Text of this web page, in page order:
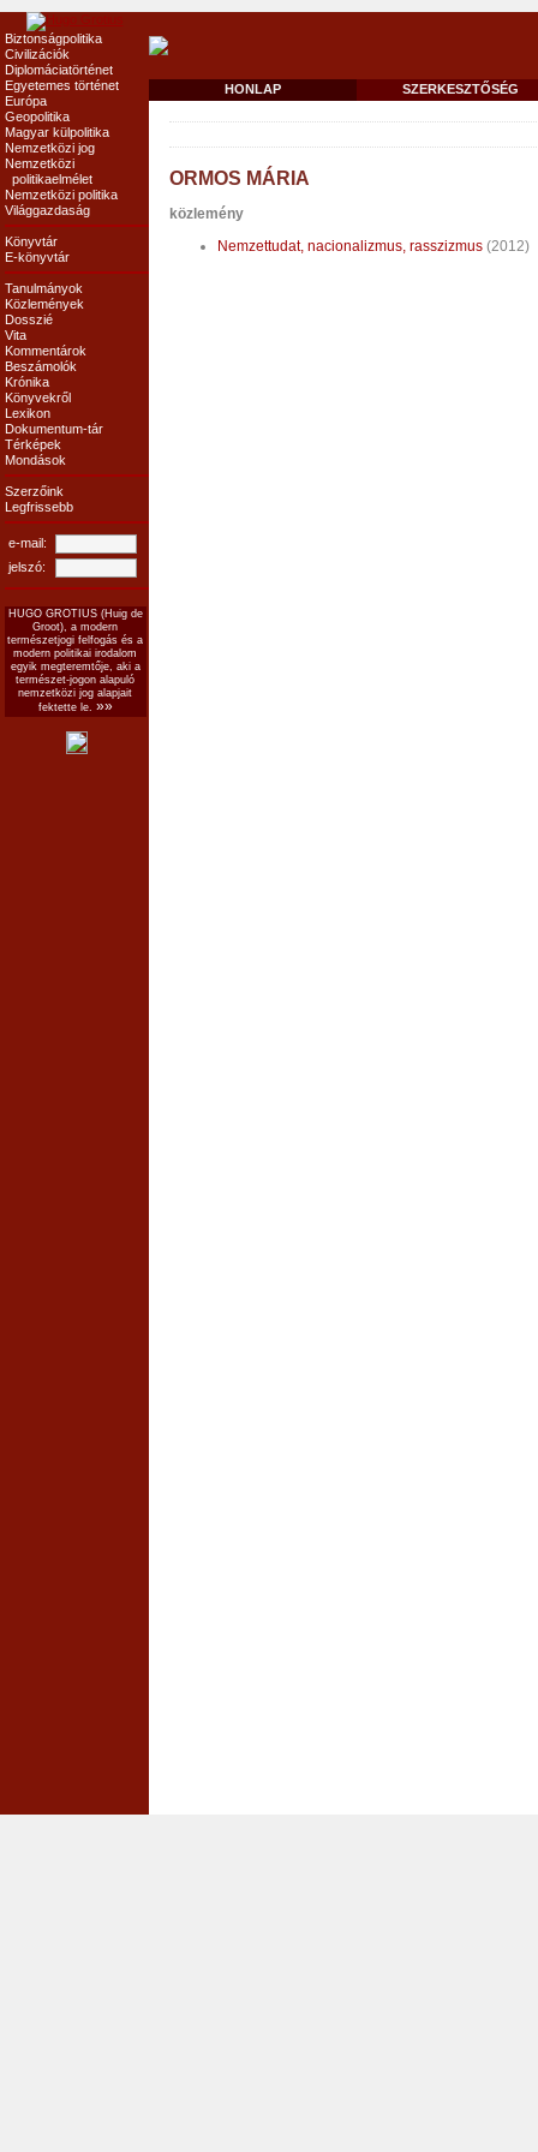
Biztonságpolitika
Civilizációk
Diplomáciatörténet
Egyetemes történet
Európa
Geopolitika
Magyar külpolitika
Nemzetközi jog
Nemzetközi
politikaelmélet
Nemzetközi politika
Világgazdaság
Könyvtár
E-könyvtár
Tanulmányok
Közlemények
Dosszié
Vita
Kommentárok
Beszámolók
Krónika
Könyvekről
Lexikon
Dokumentum-tár
Térképek
Mondások
Szerzőink
Legfrissebb
e-mail:
jelszó:
HUGO GROTIUS (Huig de
Groot), a modern
természetjogi felfogás és a
modern politikai irodalom
egyik megteremtője, aki a
természet-jogon alapuló
nemzetközi jog alapjait
fektette le. »»
HONLAP SZERKESZTŐSÉG
ORMOS MÁRIA
közlemény
Nemzettudat, nacionalizmus, rasszizmus (2012)